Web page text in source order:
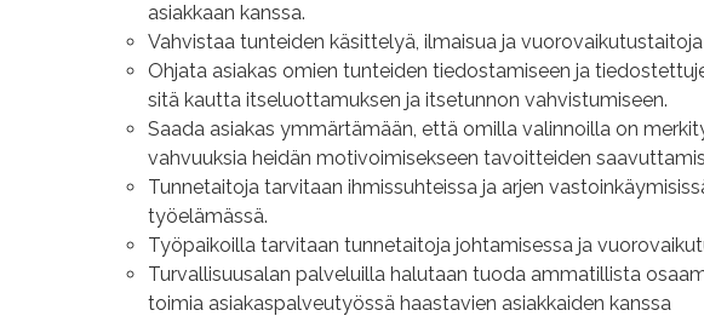
asiakkaan kanssa.
Vahvistaa tunteiden käsittelyä, ilmaisua ja
Ohjata asiakas omien tunteiden tiedostamiseen ja
sitä kautta itseluottamuksen ja itsetunnon vahvistumiseen.
Saada asiakas ymmärtämään, että omilla valinnoilla on
vahvuuksia heidän motivoimisekseen tavoitteiden
Tunnetaitoja tarvitaan ihmissuhteissa ja arjen
työelämässä.
Työpaikoilla tarvitaan tunnetaitoja johtamisessa ja
Turvallisuusalan palveluilla halutaan tuoda ammatillista
toimia asiakaspalveutyössä haastavien asiakkaiden kanssa